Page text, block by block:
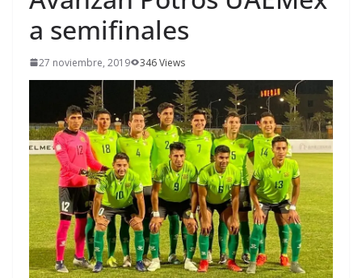
a semifinales
27 noviembre, 2019 346 Views